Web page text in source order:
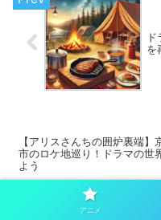
を
【アリスさんちの囲炉裏端】
市のロケ地巡り！ドラマの世
よう
アニメ